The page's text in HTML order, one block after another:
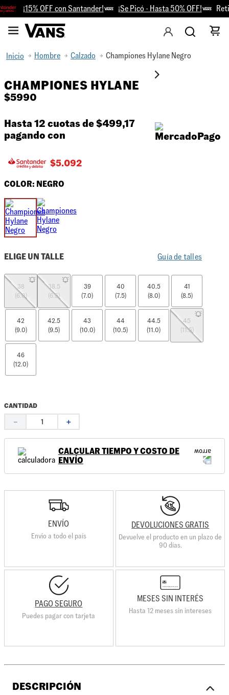
¡15% OFF con Santander! ¡Se Picó - Hasta 50% OFF!
Hombre Calzado Championes Hylane Negro
CHAMPIONES HYLANE
$5990
Hasta 12 cuotas de$499,17
pagando con
$5.092
COLOR: NEGRO
ELIGE UN TALLE Guía de talles
38
(6.0)
38.5
(6.5)
39
(7.0)
40
(7.5)
40.5
(8.0)
41
(8.5)
42
(9.0)
42.5
(9.5)
43
(10.0)
44
(10.5)
44.5
(11.0)
45
(11.5)
46
(12.0)
CANTIDAD
＋
－
CALCULAR TIEMPO Y COSTO DE
ENVÍO
ENVÍO
Envio a todo el país
DEVOLUCIONES GRATIS
Devuelve el producto en un plazo de
90 días.
PAGO SEGURO
Puedes pagar con tarjeta
MESES SIN INTERÉS
Hasta 12 meses sin intereses
DESCRIPCIÓN